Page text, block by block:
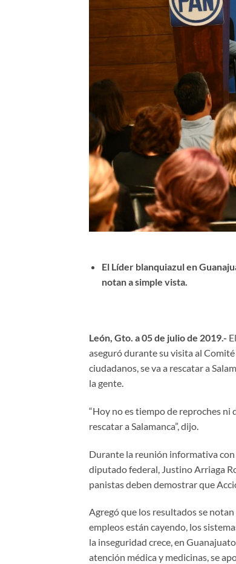
El Líder blanquiazul en
notan a simple vista.
León, Gto. a 05 de julio de 2019.-
aseguró durante su visita al
ciudadanos, se va a rescatar a
la gente.
“Hoy no es tiempo de reproches ni
rescatar a Salamanca”, dijo.
Durante la reunión informativa
diputado federal, Justino Arriaga
panistas deben demostrar que
Agregó que los resultados se
empleos están cayendo, los
la inseguridad crece, en
atención médica y medicinas, se